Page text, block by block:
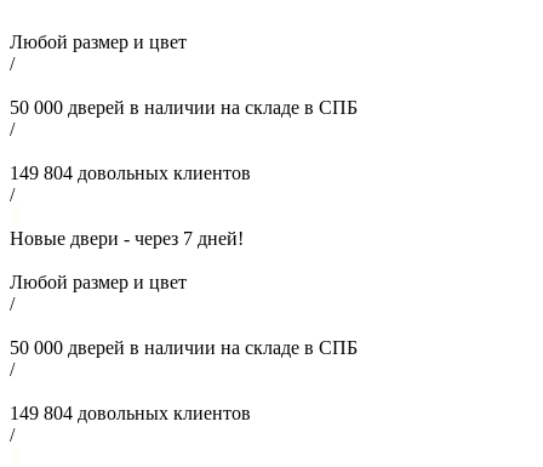
Любой размер и цвет
/
50 000 дверей в наличии на складе в СПБ
/
149 804 довольных клиентов
/
Новые двери - через 7 дней!
Любой размер и цвет
/
50 000 дверей в наличии на складе в СПБ
/
149 804 довольных клиентов
/